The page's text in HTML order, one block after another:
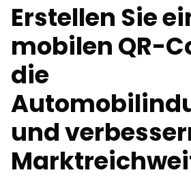
Erstellen Sie
mobilen QR-
die
und